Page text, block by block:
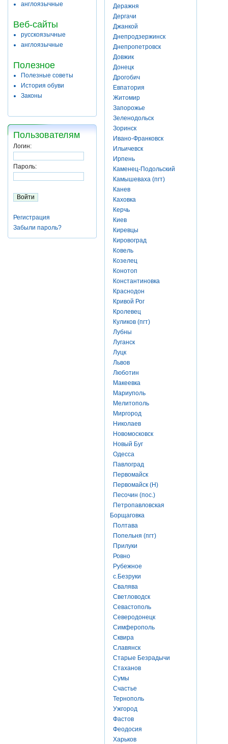
англоязычные
Веб-сайты
русскоязычные
англоязычные
Полезное
Полезные советы
История обуви
Законы
Пользователям
Логин:
Пароль:
Регистрация
Забыли пароль?
Деражня
Дергачи
Джанкой
Днепродзержинск
Днепропетровск
Довжик
Донецк
Дрогобич
Евпатория
Житомир
Запорожье
Зеленодольск
Зоринск
Ивано-Франковск
Ильичевск
Ирпень
Каменец-Подольский
Камышеваха (пгт)
Канев
Каховка
Керчь
Киев
Киревцы
Кировоград
Ковель
Козелец
Конотоп
Константиновка
Краснодон
Кривой Рог
Кролевец
Куликов (пгт)
Лубны
Луганск
Луцк
Львов
Люботин
Макеевка
Мариуполь
Мелитополь
Миргород
Николаев
Новомосковск
Новый Буг
Одесса
Павлоград
Первомайск
Первомайск (Н)
Песочин (пос.)
Петропавловская
Борщаговка
Полтава
Попельня (пгт)
Прилуки
Ровно
Рубежное
с.Безруки
Свалява
Светловодск
Севастополь
Северодонецк
Симферополь
Сквира
Славянск
Старые Безрадычи
Стаханов
Сумы
Счастье
Тернополь
Ужгород
Фастов
Феодосия
Харьков